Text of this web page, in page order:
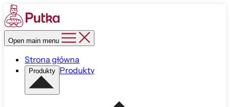
Open main menu
Strona główna
Produkty Produkty